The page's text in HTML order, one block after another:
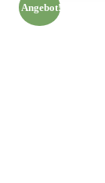
Angebot!